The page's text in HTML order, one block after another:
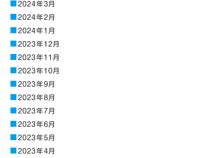
2024年3月
2024年2月
2024年1月
2023年12月
2023年11月
2023年10月
2023年9月
2023年8月
2023年7月
2023年6月
2023年5月
2023年4月